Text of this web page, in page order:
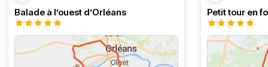
Balade à l’ouest d’Orléans